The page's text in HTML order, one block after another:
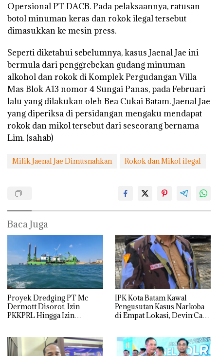
Opersional PT DACB. Pada pelaksaannya, ratusan
botol minuman keras dan rokok ilegal tersebut
dimasukkan ke mesin press.
Seperti diketahui sebelumnya, kasus Jaenal Jae ini
bermula dari penggrebekan gudang minuman
alkohol dan rokok di Komplek Pergudangan Villa
Mas Blok A13 nomor 4 Sungai Panas, pada Februari
lalu yang dilakukan oleh Bea Cukai Batam. Jaenal Jae
yang diperiksa di persidangan mengaku mendapat
rokok dan mikol tersebut dari seseorang bernama
Lim. (sahab)
Milik Jaenal Jae Dimusnahkan Rokok dan Mikol ilegal
Baca Juga
Proyek Dredging PT Mc
Dermott Disorot, Izin
PKKPRL Hingga Izin
IPK Kota Batam Kawal
Pengusutan Kasus Narkoba
di Empat Lokasi, Devin:Cari